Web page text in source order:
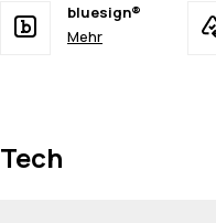
bluesign®
Mehr
Tech